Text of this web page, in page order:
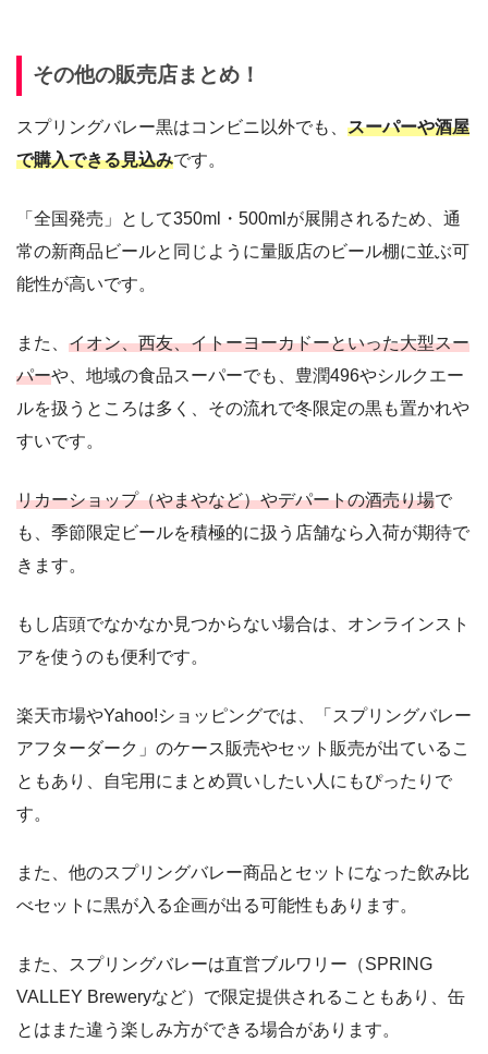
その他の販売店まとめ！
スプリングバレー黒はコンビニ以外でも、 スーパーや酒屋
で購入できる見込みです。
「全国発売」として350ml・500mlが展開されるため、通
常の新商品ビールと同じように量販店のビール棚に並ぶ可
能性が高いです。
また、 イオン、西友、イトーヨーカドーといった大型スー
パーや、地域の食品スーパーでも、豊潤496やシルクエー
ルを扱うところは多く、その流れで冬限定の黒も置かれや
すいです。
リカーショップ（やまやなど）やデパートの酒売り場で
も、季節限定ビールを積極的に扱う店舗なら入荷が期待で
きます。
もし店頭でなかなか見つからない場合は、オンラインスト
アを使うのも便利です。
楽天市場やYahoo!ショッピングでは、「スプリングバレー
アフターダーク」のケース販売やセット販売が出ているこ
ともあり、自宅用にまとめ買いしたい人にもぴったりで
す。
また、他のスプリングバレー商品とセットになった飲み比
べセットに黒が入る企画が出る可能性もあります。
また、スプリングバレーは直営ブルワリー（SPRING
VALLEY Breweryなど）で限定提供されることもあり、缶
とはまた違う楽しみ方ができる場合があります。